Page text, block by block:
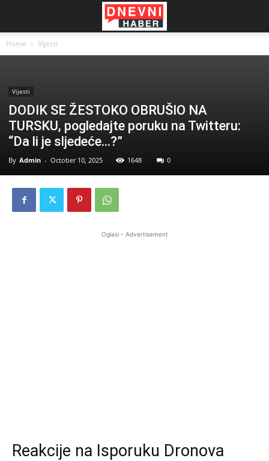
Home Vijesti
Vijesti
DODIK SE ŽESTOKO OBRUŠIO NA
TURSKU, pogledajte poruku na Twitteru:
“Da li je sljedeće…?”
By Admin - October 10, 2025 1648 0
Oglasi - Advertisement
Reakcije na Isporuku Dronova